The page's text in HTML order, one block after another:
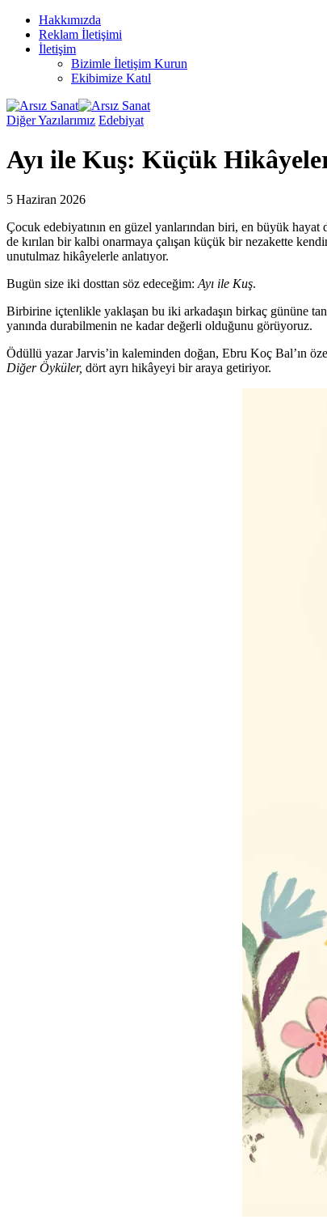
Hakkımızda
Reklam İletişimi
İletişim
Bizimle İletişim Kurun
Ekibimize Katıl
Diğer Yazılarımız Edebiyat
Ayı ile Kuş: Küçük
5 Haziran 2026
Çocuk edebiyatının en güzel yanlarından biri, en büyük
de kırılan bir kalbi onarmaya çalışan küçük bir nezakette
unutulmaz hikâyelerle anlatıyor.
Bugün size iki dosttan söz edeceğim: Ayı ile Kuş.
Birbirine içtenlikle yaklaşan bu iki arkadaşın birkaç gününe
yanında durabilmenin ne kadar değerli olduğunu görüyoruz.
Ödüllü yazar Jarvis’in kaleminden doğan, Ebru Koç Bal’ın
Diğer Öyküler, dört ayrı hikâyeyi bir araya getiriyor.